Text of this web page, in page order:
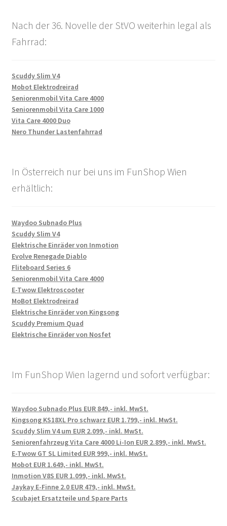
Nach der 36. Novelle der StVO weiterhin legal als
Fahrrad:
Scuddy Slim V4
Mobot Elektrodreirad
Seniorenmobil Vita Care 4000
Seniorenmobil Vita Care 1000
Vita Care 4000 Duo
Nero Thunder Lastenfahrrad
In Österreich nur bei uns im FunShop Wien
erhältlich:
Waydoo Subnado Plus
Scuddy Slim V4
Elektrische Einräder von Inmotion
Evolve Renegade Diablo
Fliteboard Series 6
Seniorenmobil Vita Care 4000
E-Twow Elektroscooter
MoBot Elektrodreirad
Elektrische Einräder von Kingsong
Scuddy Premium Quad
Elektrische Einräder von Nosfet
Im FunShop Wien lagernd und sofort verfügbar:
Waydoo Subnado Plus EUR 849,- inkl. MwSt.
Kingsong KS18XL Pro schwarz EUR 1.799,- inkl. MwSt.
Scuddy Slim V4 um EUR 2.099,- inkl. MwSt.
Seniorenfahrzeug Vita Care 4000 Li-Ion EUR 2.899,- inkl. MwSt.
E-Twow GT SL Limited EUR 999,- inkl. MwSt.
Mobot EUR 1.649,- inkl. MwSt.
Inmotion V8S EUR 1.099,- inkl. MwSt.
Jaykay E-Finne 2.0 EUR 479,- inkl. MwSt.
Scubajet Ersatzteile und Spare Parts